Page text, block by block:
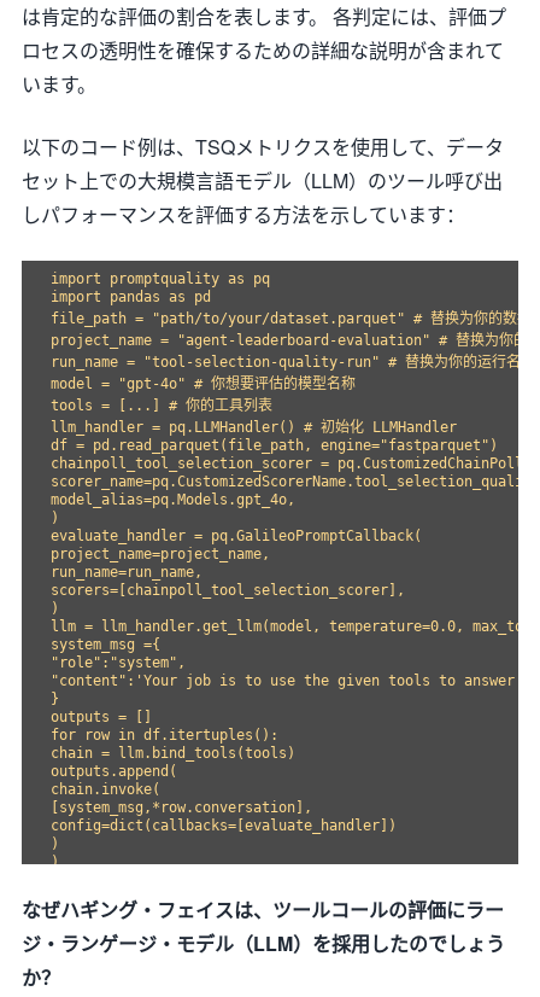
は肯定的な評価の割合を表します。 各判定には、評価プ
ロセスの透明性を確保するための詳細な説明が含まれて
います。
以下のコード例は、TSQメトリクスを使用して、データ
セット上での大規模言語モデル（LLM）のツール呼び出
しパフォーマンスを評価する方法を示しています：
import promptquality as pq
import pandas as pd
file_path = "path/to/your/dataset.parquet" # 替换为你的数据集
project_name = "agent-leaderboard-evaluation" # 替换为你的项
run_name = "tool-selection-quality-run" # 替换为你的运行名称
model = "gpt-4o" # 你想要评估的模型名称
tools = [...] # 你的工具列表
llm_handler = pq.LLMHandler() # 初始化 LLMHandler
df = pd.read_parquet(file_path, engine="fastparquet")
chainpoll_tool_selection_scorer =
model_alias=pq.Models.gpt_4o,
)
evaluate_handler = pq.GalileoPromptCallback(
project_name=project_name,
run_name=run_name,
scorers=[chainpoll_tool_selection_scorer],
)
llm = llm_handler.get_llm(model, temperature=0.0,
system_msg ={
"role":"system",
"content":'Your job is to use the given tools to answer
}
outputs = []
for row in df.itertuples():
chain = llm.bind_tools(tools)
outputs.append(
chain.invoke(
[system_msg,*row.conversation],
config=dict(callbacks=[evaluate_handler])
)
)
なぜハギング・フェイスは、ツールコールの評価にラー
ジ・ランゲージ・モデル（LLM）を採用したのでしょう
か？